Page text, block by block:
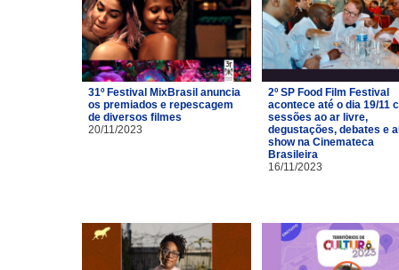
31º Festival MixBrasil anuncia
os premiados e repescagem
de diversos filmes
20/11/2023
2º SP Food Film Festival
acontece até o dia 19/11
sessões ao ar livre,
degustações, debates e
show na Cinemateca
Brasileira
16/11/2023